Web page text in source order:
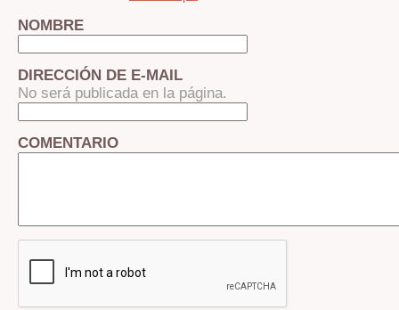
NOMBRE
DIRECCIÓN DE E-MAIL
No será publicada en la página.
COMENTARIO